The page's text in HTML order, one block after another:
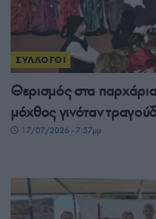
ΣΥΛΛΟΓΟΙ
Θερισμός στα
μόχθος γινόταν
17/07/2026 - 7:57μμ